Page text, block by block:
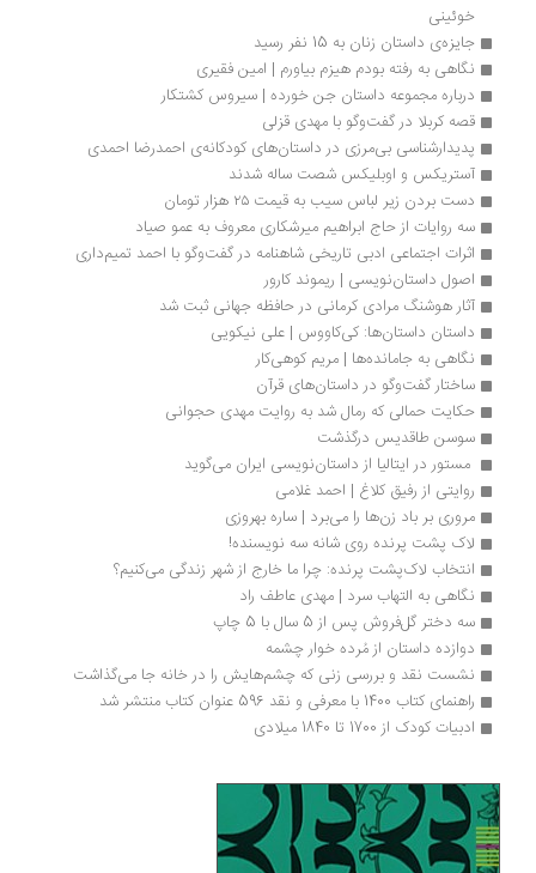
خوئینی
جایزه‌ی داستان زنان به 15 نفر رسید
نگاهی به رفته بودم هیزم بیاورم | امین فقیری
درباره مجموعه داستان جن خورده | سیروس کشتکار
قصه کربلا در گفت‌وگو با مهدی قزلی
پدیدارشناسی بی‌‏مرزی در داستان‏‌های کودکانه‌ی احمدرضا احمدی
آستریکس و اوبلیکس شصت ساله شدند
دست بردن زیر لباس سیب به قیمت ۲۵ هزار تومان
سه روایات از حاج ابراهیم میرشکاری معروف به عمو صیاد
اثرات اجتماعی ادبی تاریخی شاهنامه در گفت‌وگو با احمد تمیم‌داری
اصول داستان‌نویسی | ریموند کارور
آثار هوشنگ مرادی کرمانی در حافظه جهانی ثبت شد
داستان داستان‌ها: کی‌کاووس | علی نیکویی
نگاهی به جامانده‌ها | مریم کوهی‌کار
ساختار گفت‌وگو در داستان‌های قرآن
حکایت حمالی که رمال شد به روایت مهدی حجوانی
سوسن طاقدیس درگذشت
مستور در ایتالیا از داستان‌نویسی ایران می‌گوید
روایتی از رفیق کلاغ | احمد غلامی
مروری بر باد زن‌ها را می‌برد | ساره بهروزی
لاک پشت پرنده روی شانه سه نویسنده!
انتخاب لاک‌پشت‌ پرنده: چرا ما خارج از شهر زندگی می‌کنیم؟
نگاهی به التهاب سرد | مهدی عاطف راد
سه دختر گل‌فروش پس از 5 سال با 5 چاپ
دوازده داستان از مُرده خوار چشمه
نشست نقد و بررسی زنی که چشم‌هایش را در خانه جا می‌گذاشت
راهنمای کتاب 1400 با معرفی و نقد 596 عنوان کتاب منتشر شد
ادبیات کودک از 1700 تا 1840 میلادی